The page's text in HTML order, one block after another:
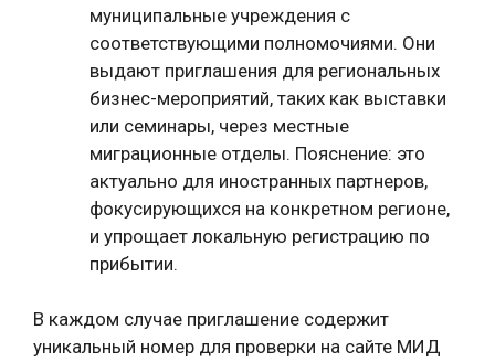
муниципальные учреждения с
соответствующими полномочиями. Они
выдают приглашения для региональных
бизнес-мероприятий, таких как выставки
или семинары, через местные
миграционные отделы. Пояснение: это
актуально для иностранных партнеров,
фокусирующихся на конкретном регионе,
и упрощает локальную регистрацию по
прибытии.
В каждом случае приглашение содержит
уникальный номер для проверки на сайте МИД